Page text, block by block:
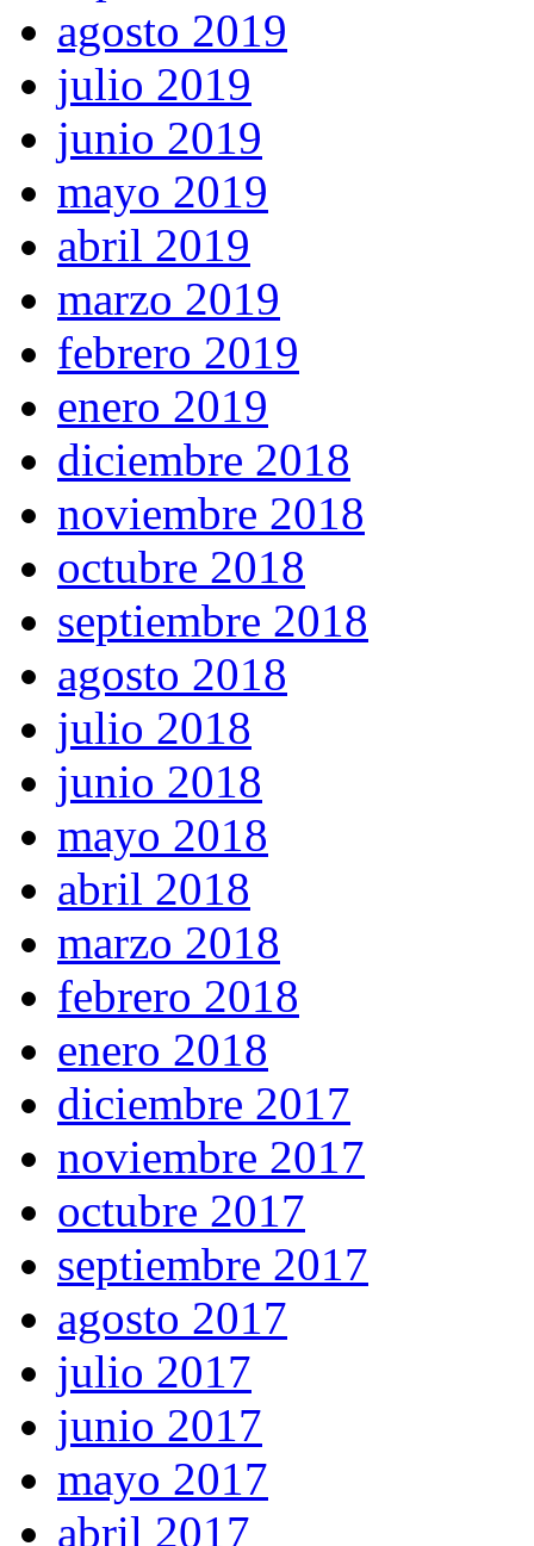
agosto 2019
julio 2019
junio 2019
mayo 2019
abril 2019
marzo 2019
febrero 2019
enero 2019
diciembre 2018
noviembre 2018
octubre 2018
septiembre 2018
agosto 2018
julio 2018
junio 2018
mayo 2018
abril 2018
marzo 2018
febrero 2018
enero 2018
diciembre 2017
noviembre 2017
octubre 2017
septiembre 2017
agosto 2017
julio 2017
junio 2017
mayo 2017
abril 2017